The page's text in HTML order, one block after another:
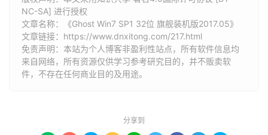
NC-SA] 进行授权
文章名称：《Ghost Win7 SP1 32位 旗舰装机版2017.05》
文章链接： https://www.dnxitong.com/217.html
免责声明：本站为个人博客非盈利性站点，所有软件信息均
来自网络，所有资源仅供学习参考研究目的，并不贩卖软
件，不存在任何商业目的及用途。
分享到